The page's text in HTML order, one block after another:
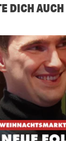
DICH